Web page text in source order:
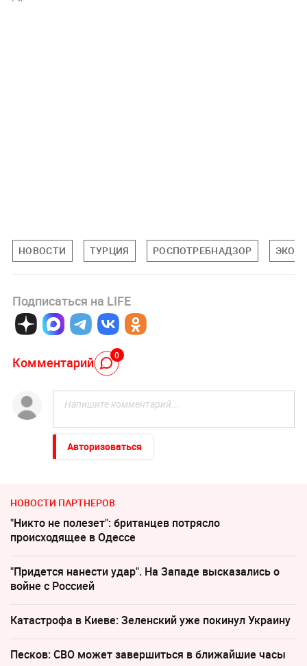
НОВОСТИ ТУРЦИЯ РОСПОТРЕБНАДЗОР
Подписаться на LIFE
Комментарий 0
Авторизоваться
НОВОСТИ ПАРТНЕРОВ
"Никто не полезет": британцев потрясло
происходящее в Одессе
"Придется нанести удар". На Западе высказались о
войне с Россией
Катастрофа в Киеве: Зеленский уже покинул Украину
Песков: СВО может завершиться в ближайшие часы